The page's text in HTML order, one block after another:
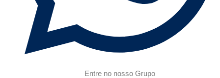
Entre no nosso Grupo